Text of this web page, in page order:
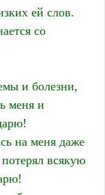
ей слов.
со
и болезни,
меня и
на меня даже
потерял всякую